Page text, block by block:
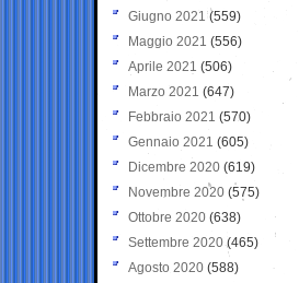
Giugno 2021(559)
Maggio 2021 (556)
Aprile 2021 (506)
Marzo 2021 (647)
Febbraio 2021 (570)
Gennaio 2021 (605)
Dicembre 2020 (619)
Novembre 2020 (575)
Ottobre 2020 (638)
Settembre 2020(465)
Agosto 2020 (588)